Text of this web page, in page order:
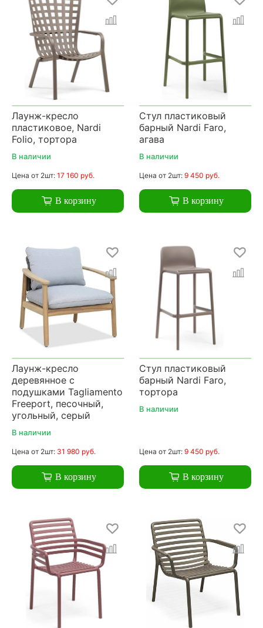
Лаунж-кресло
пластиковое, Nardi
Folio, тортора
В наличии
Цена от 2шт: 17 160 руб.
В корзину
Стул пластиковый
барный Nardi Faro,
агава
В наличии
Цена от 2шт: 9 450 руб.
В корзину
Лаунж-кресло
деревянное с
подушками Tagliamento
Freeport, песочный,
угольный, серый
В наличии
Цена от 2шт: 31 980 руб.
В корзину
Стул пластиковый
барный Nardi Faro,
тортора
В наличии
Цена от 2шт: 9 450 руб.
В корзину